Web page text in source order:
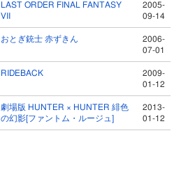
LAST ORDER FINAL FANTASY
VII
2005-
09-14
おとぎ銃士 赤ずきん
2006-
07-01
RIDEBACK
2009-
01-12
劇場版 HUNTER × HUNTER 緋色
の幻影[ファントム・ルージュ]
2013-
01-12